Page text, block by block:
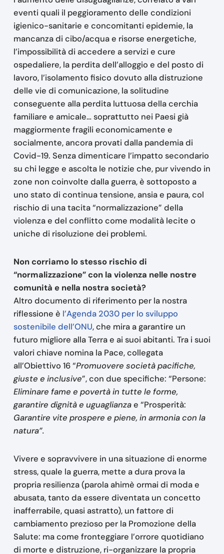
eventi quali il peggioramento delle condizioni
igienico-sanitarie e concomitanti epidemie, la
mancanza di cibo/acqua e risorse energetiche,
l’impossibilità di accedere a servizi e cure
ospedaliere, la perdita dell’alloggio e del posto di
lavoro, l’isolamento fisico dovuto alla distruzione
delle vie di comunicazione, la solitudine
conseguente alla perdita luttuosa della cerchia
familiare e amicale… soprattutto nei Paesi già
maggiormente fragili economicamente e
socialmente, ancora provati dalla pandemia di
Covid-19. Senza dimenticare l’impatto secondario
su chi legge e ascolta le notizie che, pur vivendo in
zone non coinvolte dalla guerra, è sottoposto a
uno stato di continua tensione, ansia e paura, col
rischio di una tacita “normalizzazione” della
violenza e del conflitto come modalità lecite o
uniche di risoluzione dei problemi.
Non corriamo lo stesso rischio di
“normalizzazione” con la violenza nelle nostre
comunità e nella nostra società?
Altro documento di riferimento per la nostra
riflessione è l’Agenda 2030 per lo sviluppo
sostenibile dell’ONU, che mira a garantire un
futuro migliore alla Terra e ai suoi abitanti. Tra i suoi
valori chiave nomina la Pace, collegata
all’Obiettivo 16 “Promuovere società pacifiche,
giuste e inclusive”, con due specifiche: “Persone:
Eliminare fame e povertà in tutte le forme,
garantire dignità e uguaglianzae “Prosperità:
Garantire vite prospere e piene, in armonia con la
natura”.
Vivere e sopravvivere in una situazione di enorme
stress, quale la guerra, mette a dura prova la
propria resilienza (parola ahimè ormai di moda e
abusata, tanto da essere diventata un concetto
inafferrabile, quasi astratto), un fattore di
cambiamento prezioso per la Promozione della
Salute: ma come fronteggiare l’orrore quotidiano
di morte e distruzione, ri-organizzare la propria